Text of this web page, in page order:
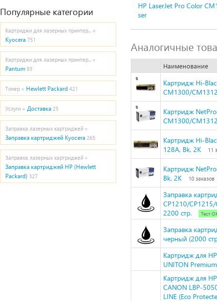
Популярные категории
Картриджи для лазерных принтер... »
Kyocera 751
Картриджи для лазерных принтер... »
Pantum 93
Тонер » Hewlett Packard 421
Услуги » Доставка 25
Заправка лазерных картриджей »
Заправка картриджей Kyocera 265
Заправка лазерных картриджей »
Заправка картриджей HP (Hewlett
Packard) 327
HP LaserJet Pro Color
ser
Аналогичные
Наименование
Картридж Hi-
CM1300/
Картридж
CM1300/
Картридж Hi-
128A, Bk, 2K
11
Картридж
Bk, 2K
10 заказов
Заправка
CP1210/
2200 стр.
Тест
Заправка
черный (2000
Картридж для
UNITON
Картридж для
CANON LBP-
LINE (Eco